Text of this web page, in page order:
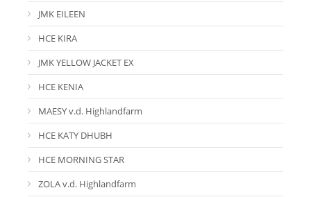
JMK EILEEN
HCE KIRA
JMK YELLOW JACKET EX
HCE KENIA
MAESY v.d. Highlandfarm
HCE KATY DHUBH
HCE MORNING STAR
ZOLA v.d. Highlandfarm